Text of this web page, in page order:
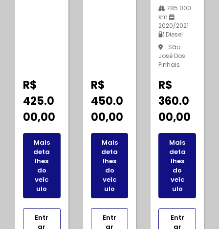
R$
425.0
00,00
Mais
deta
lhes
do
veíc
ulo
Entr
ar
R$
450.0
00,00
Mais
deta
lhes
do
veíc
ulo
Entr
ar
785.000
km
2020/2021
Diesel
São
José Dos
Pinhais
R$
360.0
00,00
Mais
deta
lhes
do
veíc
ulo
Entr
ar